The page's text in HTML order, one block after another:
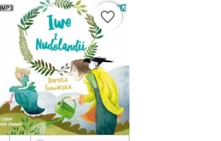
favorite_border